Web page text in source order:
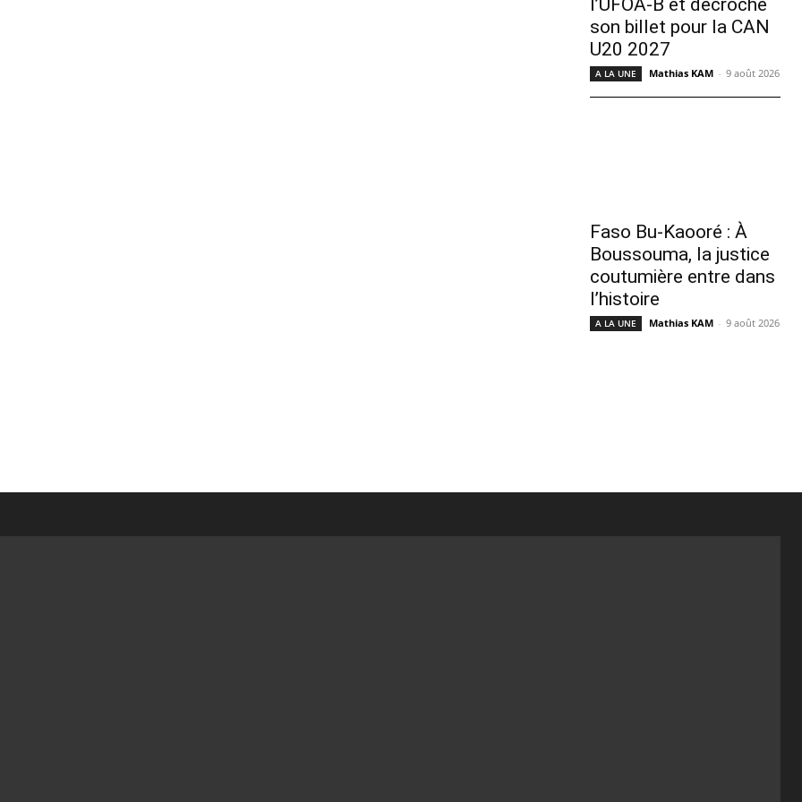
l’UFOA-B et décroche
son billet pour la CAN
U20 2027
A LA UNE Mathias KAM - 9 août 2026
Faso Bu-Kaooré : À
Boussouma, la justice
coutumière entre dans
l’histoire
A LA UNE Mathias KAM - 9 août 2026